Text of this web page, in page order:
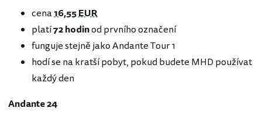
cena16,55 EUR
platí72 hodinod prvního označení
funguje stejně jako Andante Tour 1
hodí se na kratší pobyt, pokud budete MHD používat
každý den
Andante 24